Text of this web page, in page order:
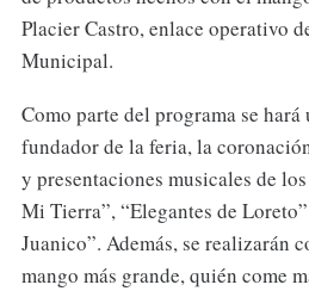
Placier Castro, enlace operativo
Municipal.
Como parte del programa se
fundador de la feria, la
y presentaciones musicales de
Mi Tierra”, “Elegantes de
Juanico”. Además, se realizarán
mango más grande, quién come